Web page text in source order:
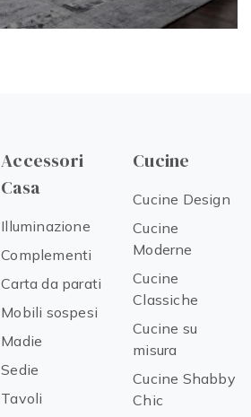
Accessori
Casa
Illuminazione
Complementi
Carta da parati
Mobili sospesi
Madie
Sedie
Tavoli
Cucine
Cucine Design
Cucine
Moderne
Cucine
Classiche
Cucine su
misura
Cucine Shabby
Chic